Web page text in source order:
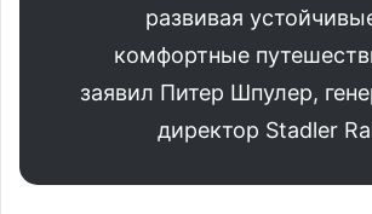
развивая
комфортные
заявил Питер Шпулер,
директор Stadler